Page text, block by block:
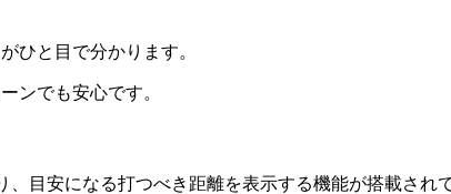
ひと目で分かります。
ンでも安心です。
目安になる打つべき距離を表示する機能が搭載され